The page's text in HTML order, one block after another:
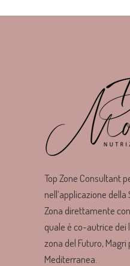
Top Zone Consultant
nell’applicazione
Zona direttamente
quale è co-autrice dei
zona del Futuro,
Mediterranea.